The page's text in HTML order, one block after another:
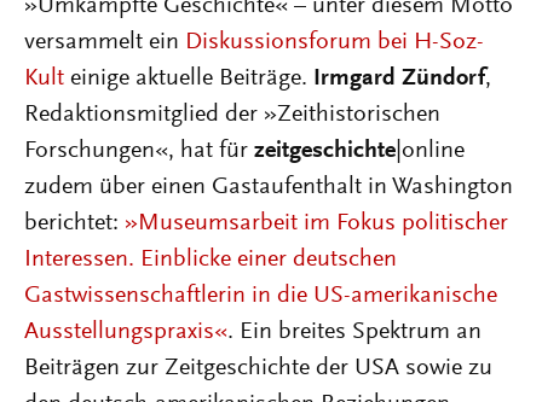
»Umkämpfte Geschichte« – unter diesem Motto
versammelt ein Diskussionsforum bei H-Soz-
Kult einige aktuelle Beiträge. Irmgard Zündorf,
Redaktionsmitglied der »Zeithistorischen
Forschungen«, hat für zeitgeschichte |online
zudem über einen Gastaufenthalt in Washington
berichtet: »Museumsarbeit im Fokus politischer
Interessen. Einblicke einer deutschen
Gastwissenschaftlerin in die US-amerikanische
Ausstellungspraxis«. Ein breites Spektrum an
Beiträgen zur Zeitgeschichte der USA sowie zu